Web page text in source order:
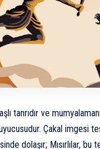
tanrıdır ve
Çakal imgesi
dolaşır; Mısırlılar, bu